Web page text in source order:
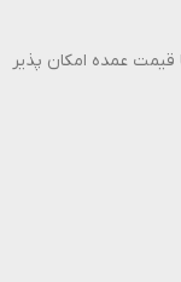
عمده امکان پذیر